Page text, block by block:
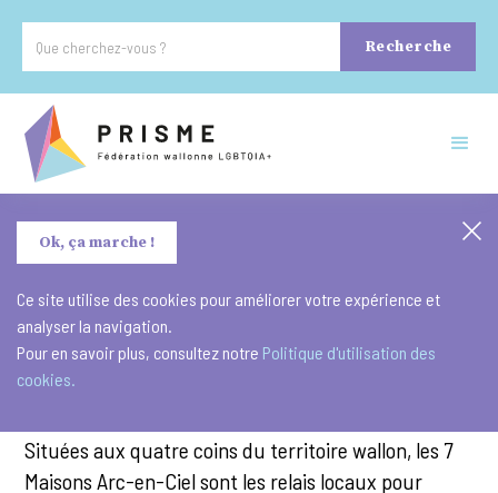
Ce site utilise des cookies pour améliorer votre expérience et
analyser la navigation.
Pour en savoir plus, consultez notre Politique d'utilisation des
cookies.
Ok, ça marche !
Depuis 2007, la Fédération Prisme rassemble et
Situées aux quatre coins du territoire wallon, les 7
Maisons Arc-en-Ciel sont les relais locaux pour